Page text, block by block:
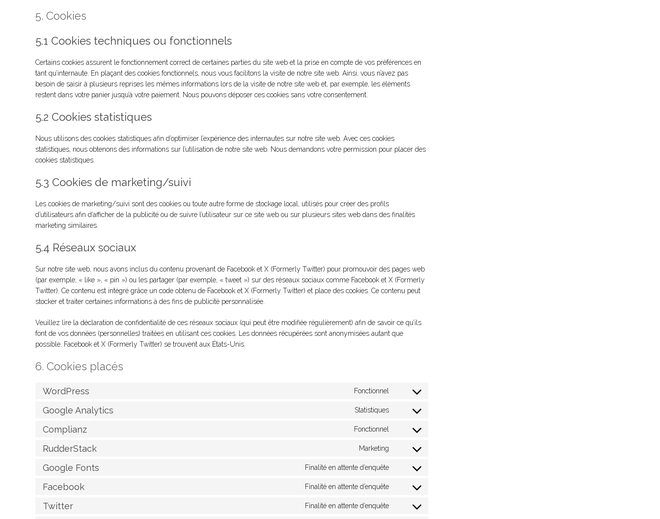
5. Cookies
5.1 Cookies techniques ou fonctionnels
Certains cookies assurent le fonctionnement correct de certaines parties du site web et la prise en compte de vos préférences en
tant qu’internaute. En plaçant des cookies fonctionnels, nous vous facilitons la visite de notre site web. Ainsi, vous n’avez pas
besoin de saisir à plusieurs reprises les mêmes informations lors de la visite de notre site web et, par exemple, les éléments
restent dans votre panier jusqu’à votre paiement. Nous pouvons déposer ces cookies sans votre consentement.
5.2 Cookies statistiques
Nous utilisons des cookies statistiques afin d’optimiser l’expérience des internautes sur notre site web. Avec ces cookies
statistiques, nous obtenons des informations sur l’utilisation de notre site web. Nous demandons votre permission pour placer des
cookies statistiques.
5.3 Cookies de marketing/suivi
Les cookies de marketing/suivi sont des cookies ou toute autre forme de stockage local, utilisés pour créer des profils
d’utilisateurs afin d’afficher de la publicité ou de suivre l’utilisateur sur ce site web ou sur plusieurs sites web dans des finalités
marketing similaires.
5.4 Réseaux sociaux
Sur notre site web, nous avons inclus du contenu provenant de Facebook et X (Formerly Twitter) pour promouvoir des pages web
(par exemple, « like », « pin ») ou les partager (par exemple, « tweet ») sur des réseaux sociaux comme Facebook et X (Formerly
Twitter). Ce contenu est intégré grâce un code obtenu de Facebook et X (Formerly Twitter) et place des cookies. Ce contenu peut
stocker et traiter certaines informations à des fins de publicité personnalisée.
Veuillez lire la déclaration de confidentialité de ces réseaux sociaux (qui peut être modifiée régulièrement) afin de savoir ce qu’ils
font de vos données (personnelles) traitées en utilisant ces cookies. Les données récupérées sont anonymisées autant que
possible. Facebook et X (Formerly Twitter) se trouvent aux États-Unis.
6. Cookies placés
WordPress Fonctionnel
Consent
wordpress
Google Analytics Statistiques
Consent
google-
Complianz Fonctionnel
Consent
complianz
RudderStack Marketing
Consent
rudderstack
Google Fonts Finalité en attente d’enquête
Consent
google-
Facebook Finalité en attente d’enquête
Consent
Twitter Finalité en attente d’enquête
Consent